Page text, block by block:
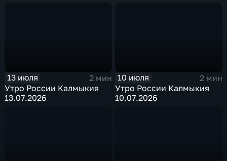
13 июля
2 мин
Утро России Калмыкия
13.07.2026
10 июля
2 мин
Утро России Калмыкия
10.07.2026